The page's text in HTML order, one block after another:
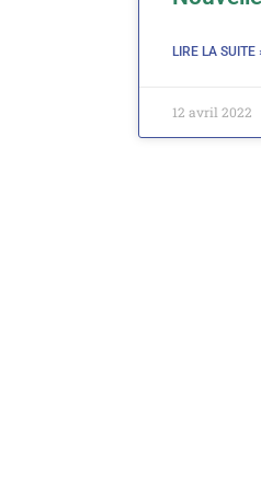
LIRE LA SUITE
12 avril 2022